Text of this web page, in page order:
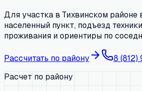
Для участка в Тихвинском районе
населенный пункт, подъезд
проживания и ориентиры по
Рассчитать по району
8
Расчет по району